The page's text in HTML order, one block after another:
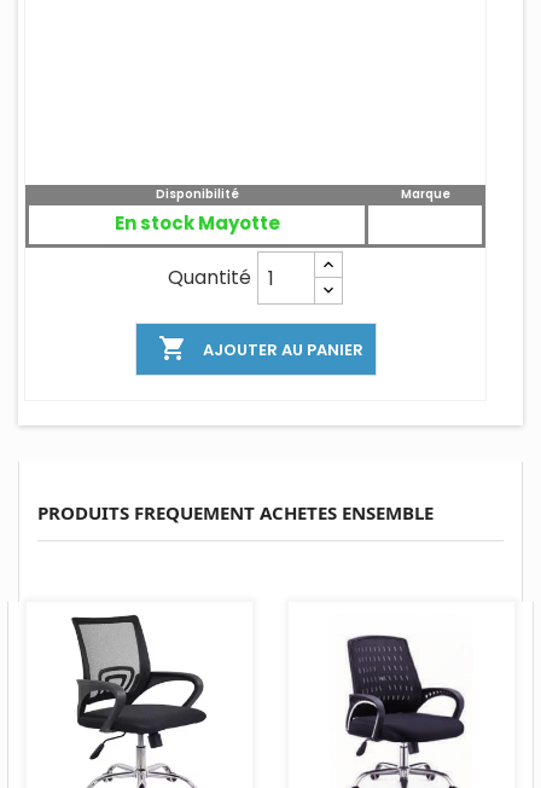
Disponibilité
En stock Mayotte
Marque
Quantité
 AJOUTER AU PANIER
PRODUITS FREQUEMENT ACHETES ENSEMBLE